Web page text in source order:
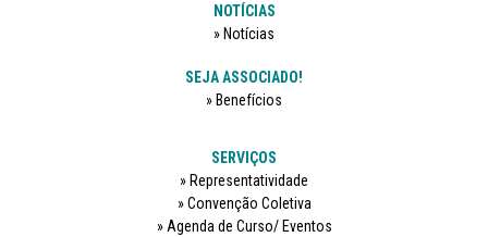
NOTÍCIAS
Notícias
SEJA ASSOCIADO!
Benefícios
SERVIÇOS
Representatividade
Convenção Coletiva
Agenda de Curso/ Eventos